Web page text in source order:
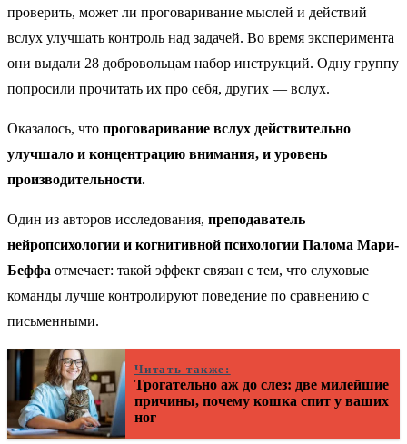
проверить, может ли проговаривание мыслей и действий
вслух улучшать контроль над задачей. Во время эксперимента
они выдали 28 добровольцам набор инструкций. Одну группу
попросили прочитать их про себя, других — вслух.
Оказалось, что проговаривание вслух действительно
улучшало и концентрацию внимания, и уровень
производительности.
Один из авторов исследования, преподаватель
нейропсихологии и когнитивной психологии Палома Мари-
Беффа отмечает: такой эффект связан с тем, что слуховые
команды лучше контролируют поведение по сравнению с
письменными.
Читать также:
Трогательно аж до слез: две милейшие
причины, почему кошка спит у ваших
ног